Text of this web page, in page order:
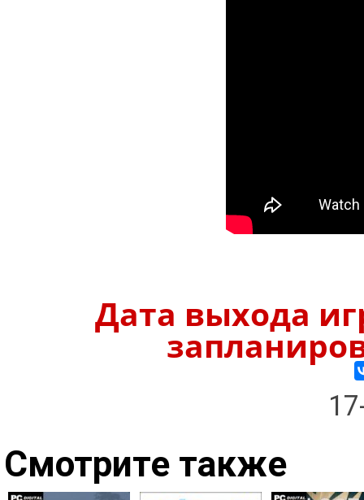
Дата выхода
Смотрите также